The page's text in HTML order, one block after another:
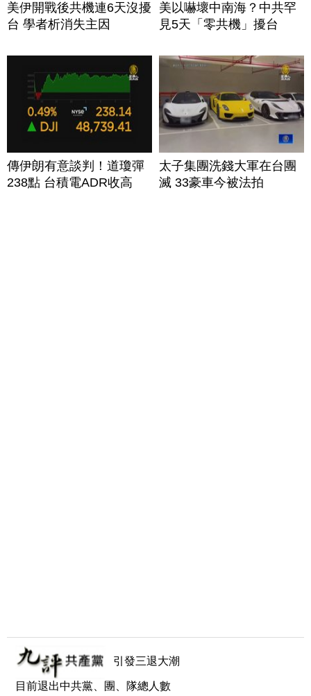
美伊開戰後共機連6天沒擾
台 學者析消失主因
美以嚇壞中南海？中共罕
見5天「零共機」擾台
傳伊朗有意談判！道瓊彈
238點 台積電ADR收高
太子集團洗錢大軍在台團
滅 33豪車今被法拍
引發三退大潮
目前退出中共黨、團、隊總人數